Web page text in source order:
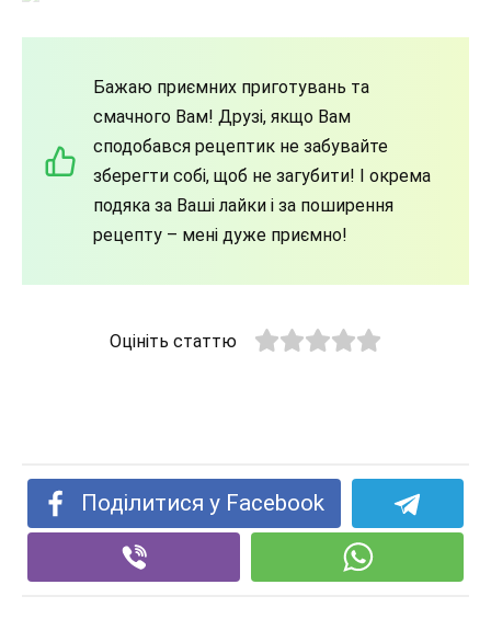
Бажаю приємних приготувань та
смачного Вам! Друзі, якщо Вам
сподобався рецептик не забувайте
зберегти собі, щоб не загубити! І окрема
подяка за Ваші лайки і за поширення
рецепту – мені дуже приємно!
Оцініть статтю
Поділитися у Facebook